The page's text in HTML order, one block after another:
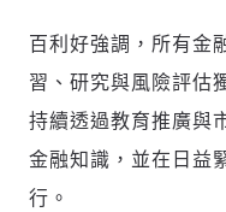
百利好強調，所有金
習、研究與風險評估
持續透過教育推廣與
金融知識，並在日益
行。